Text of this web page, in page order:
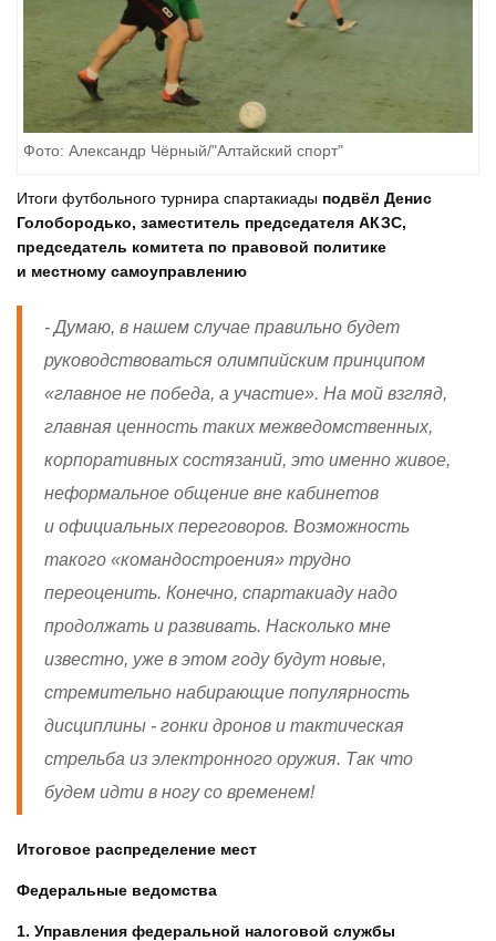
Фото: Александр Чёрный/"Алтайский спорт"
Итоги футбольного турнира спартакиады подвёл Денис
Голобородько, заместитель председателя АКЗС,
председатель комитета по правовой политике
и местному самоуправлению
- Думаю, в нашем случае правильно будет
руководствоваться олимпийским принципом
«главное не победа, а участие». На мой взгляд,
главная ценность таких межведомственных,
корпоративных состязаний, это именно живое,
неформальное общение вне кабинетов
и официальных переговоров. Возможность
такого «командостроения» трудно
переоценить. Конечно, спартакиаду надо
продолжать и развивать. Насколько мне
известно, уже в этом году будут новые,
стремительно набирающие популярность
дисциплины - гонки дронов и тактическая
стрельба из электронного оружия. Так что
будем идти в ногу со временем!
Итоговое распределение мест
Федеральные ведомства
1. Управления федеральной налоговой службы